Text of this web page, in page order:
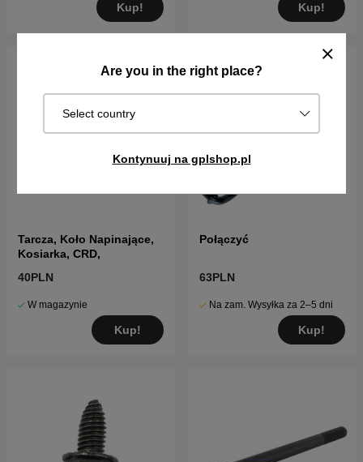
Are you in the right place?
Select country
Kontynuuj na gplshop.pl
Kup! Kup!
Tarcza, Koło Napinające,
Kosiarka, CRD,
40PLN
W magazynie
Kup!
Połączyć
63PLN
Na zam. Wysyłka za 2–5 dni
Kup!